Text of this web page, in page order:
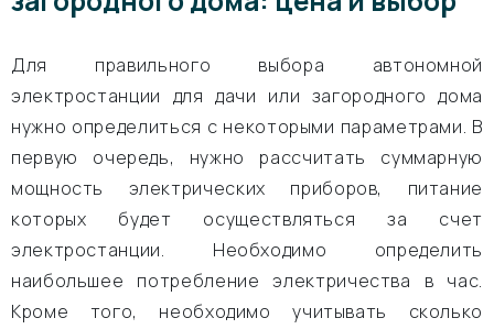
Для правильного выбора автономной
электростанции для дачи или загородного дома
нужно определиться с некоторыми параметрами. В
первую очередь, нужно рассчитать суммарную
мощность электрических приборов, питание
которых будет осуществляться за счет
электростанции. Необходимо определить
наибольшее потребление электричества в час.
Кроме того, необходимо учитывать сколько